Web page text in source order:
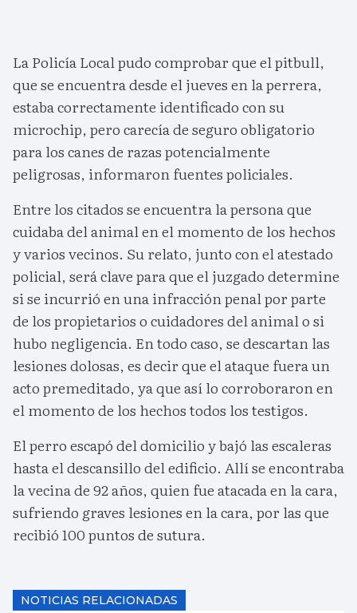
La Policía Local pudo comprobar que el pitbull,
que se encuentra desde el jueves en la perrera,
estaba correctamente identificado con su
microchip, pero carecía de seguro obligatorio
para los canes de razas potencialmente
peligrosas, informaron fuentes policiales.
Entre los citados se encuentra la persona que
cuidaba del animal en el momento de los hechos
y varios vecinos. Su relato, junto con el atestado
policial, será clave para que el juzgado determine
si se incurrió en una infracción penal por parte
de los propietarios o cuidadores del animal o si
hubo negligencia. En todo caso, se descartan las
lesiones dolosas, es decir que el ataque fuera un
acto premeditado, ya que así lo corroboraron en
el momento de los hechos todos los testigos.
El perro escapó del domicilio y bajó las escaleras
hasta el descansillo del edificio. Allí se encontraba
la vecina de 92 años, quien fue atacada en la cara,
sufriendo graves lesiones en la cara, por las que
recibió 100 puntos de sutura.
NOTICIAS RELACIONADAS